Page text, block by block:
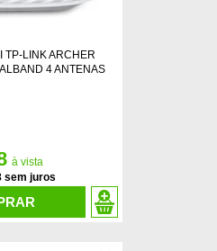
TP-LINK ARCHER
4 ANTENAS